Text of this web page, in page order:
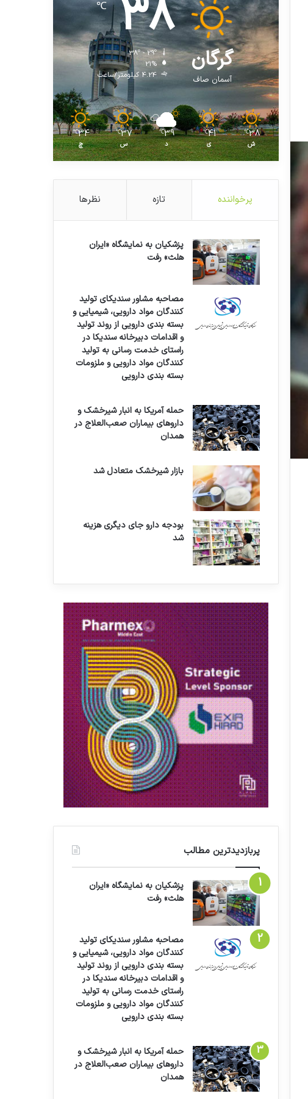
گرگان
آسمان صاف
38
℃
38º - 29º
21%
4.24 کیلومتر/ساعت
38
℃
ش
41
℃
ی
39
℃
د
37
℃
س
34
℃
چ
پرخواننده تازه نظرها
پزشکیان به نمایشگاه «ایران
هلث» رفت
مصاحبه مشاور سندیکای تولید
کنندگان مواد دارویی، شیمیایی و
بسته بندی دارویی از روند تولید
و اقدامات دبیرخانه سندیکا در
راستای خدمت رسانی به تولید
کنندگان مواد دارویی و ملزومات
بسته بندی دارویی
حمله آمریکا به انبار شیرخشک و
داروهای بیماران صعب‌العلاج در
همدان
بازار شیرخشک متعادل شد
بودجه دارو جای دیگری هزینه
شد
پربازدیدترین مطالب
پزشکیان به نمایشگاه «ایران
هلث» رفت
مصاحبه مشاور سندیکای تولید
کنندگان مواد دارویی، شیمیایی و
بسته بندی دارویی از روند تولید
و اقدامات دبیرخانه سندیکا در
راستای خدمت رسانی به تولید
کنندگان مواد دارویی و ملزومات
بسته بندی دارویی
حمله آمریکا به انبار شیرخشک و
داروهای بیماران صعب‌العلاج در
همدان